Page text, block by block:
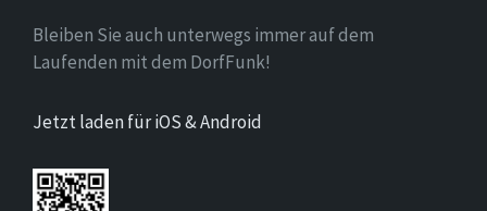
Bleiben Sie auch unterwegs immer auf dem
Laufenden mit dem DorfFunk!
Jetzt laden für iOS & Android